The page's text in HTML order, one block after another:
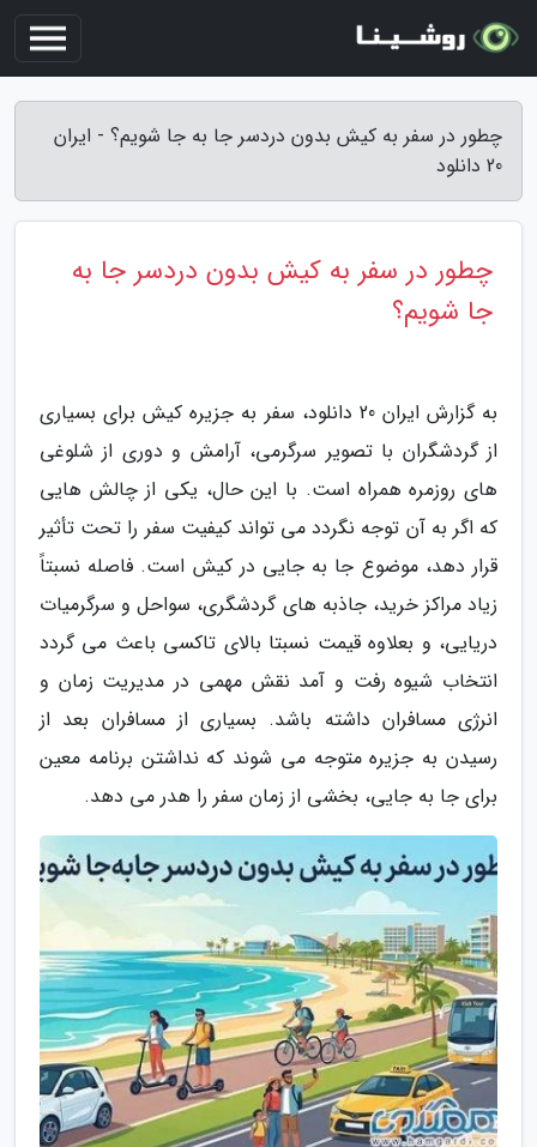
چطور در سفر به کیش بدون دردسر جا به جا شویم؟ - ایران
20 دانلود
چطور در سفر به کیش بدون دردسر جا به
جا شویم؟
به گزارش ایران 20 دانلود، سفر به جزیره کیش برای بسیاری
از گردشگران با تصویر سرگرمی، آرامش و دوری از شلوغی
های روزمره همراه است. با این حال، یکی از چالش هایی
که اگر به آن توجه نگردد می تواند کیفیت سفر را تحت تأثیر
قرار دهد، موضوع جا به جایی در کیش است. فاصله نسبتاً
زیاد مراکز خرید، جاذبه های گردشگری، سواحل و سرگرمیات
دریایی، و بعلاوه قیمت نسبتا بالای تاکسی باعث می گردد
انتخاب شیوه رفت و آمد نقش مهمی در مدیریت زمان و
انرژی مسافران داشته باشد. بسیاری از مسافران بعد از
رسیدن به جزیره متوجه می شوند که نداشتن برنامه معین
برای جا به جایی، بخشی از زمان سفر را هدر می دهد.